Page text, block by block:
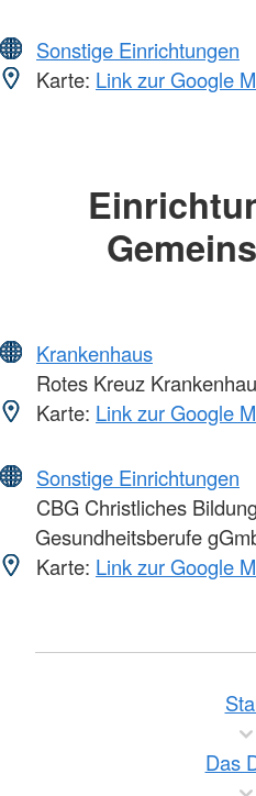
Sonstige Einrichtungen
Karte: Link zur Google
Krankenhaus
Rotes Kreuz
Karte: Link zur Google
Sonstige Einrichtungen
CBG Christliches
Gesundheitsberufe
Karte: Link zur Google
Das